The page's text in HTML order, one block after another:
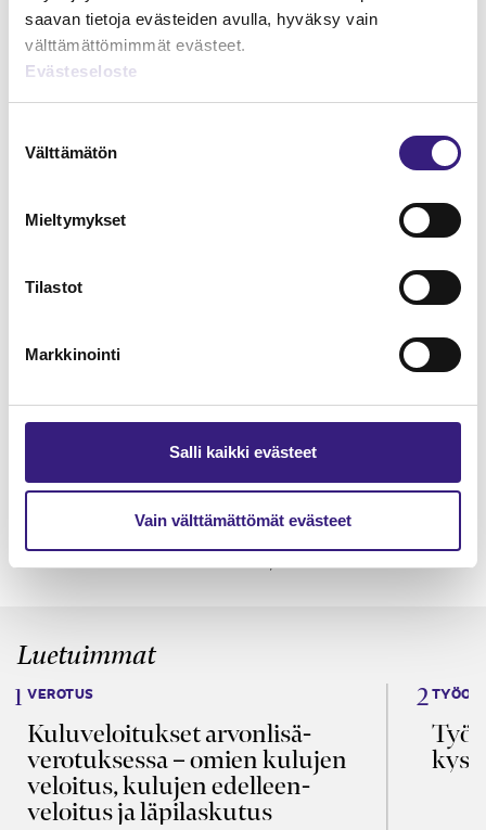
saavan tietoja evästeiden avulla, hyväksy vain
välttämättömimmät evästeet.
Evästeseloste
valinta
Välttämätön
Mieltymykset
Tilastot
Markkinointi
Salli kaikki evästeet
Vain välttämättömät evästeet
hallinta tilitoimistossa
TilisanomatLIVE 3/2026
Luetuimmat
VEROTUS
Kulu­veloitukset arvon­lisä­
verotuksessa – omien kulujen
veloitus, kulujen edelleen­
veloitus ja läpi­laskutus